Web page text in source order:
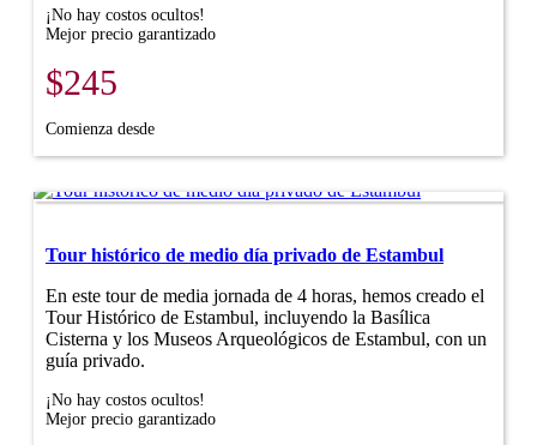
¡No hay costos ocultos!
Mejor precio garantizado
$245
Comienza desde
Tour histórico de medio día privado de Estambul
En este tour de media jornada de 4 horas, hemos creado el
Tour Histórico de Estambul, incluyendo la Basílica
Cisterna y los Museos Arqueológicos de Estambul, con un
guía privado.
¡No hay costos ocultos!
Mejor precio garantizado